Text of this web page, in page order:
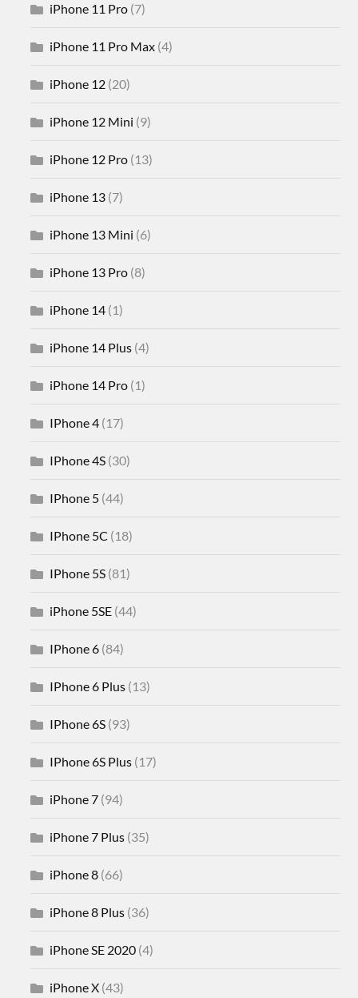
iPhone 11 Pro (7)
iPhone 11 Pro Max (4)
iPhone 12 (20)
iPhone 12 Mini (9)
iPhone 12 Pro (13)
iPhone 13 (7)
iPhone 13 Mini (6)
iPhone 13 Pro (8)
iPhone 14 (1)
iPhone 14 Plus (4)
iPhone 14 Pro (1)
IPhone 4 (17)
IPhone 4S (30)
IPhone 5 (44)
IPhone 5C (18)
IPhone 5S (81)
iPhone 5SE (44)
IPhone 6 (84)
IPhone 6 Plus (13)
IPhone 6S (93)
IPhone 6S Plus (17)
iPhone 7 (94)
iPhone 7 Plus (35)
iPhone 8 (66)
iPhone 8 Plus (36)
iPhone SE 2020 (4)
iPhone X (43)